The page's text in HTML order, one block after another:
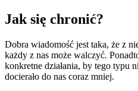
Jak się chronić?
Dobra wiadomość jest taka, że z
każdy z nas może walczyć.
konkretne działania, by tego typu
docierało do nas coraz mniej.